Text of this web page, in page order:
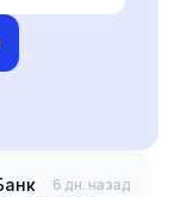
6 дн. назад